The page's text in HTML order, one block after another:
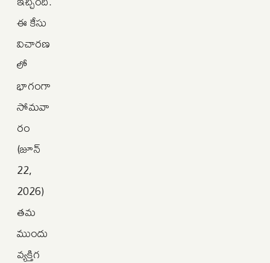
ఈ కేసు
విచారణ
లో
భాగంగా
సోమవా
రం
(జూన్
22,
2026)
తమ
ముందు
వ్యక్తిగ